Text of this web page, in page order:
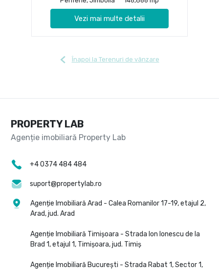
Vezi mai multe detalii
Înapoi la Terenuri de vânzare
PROPERTY LAB
+4 0374 484 484
suport@propertylab.ro
Agenție Imobiliară Arad - Calea Romanilor 17-19, etajul 2,
Arad, jud. Arad
Agenție Imobiliară Timișoara - Strada Ion Ionescu de la
Brad 1, etajul 1, Timișoara, jud. Timiș
Agenție Imobiliară București - Strada Rabat 1, Sector 1,